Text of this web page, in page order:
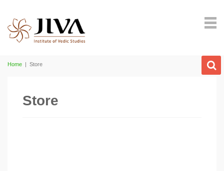
Home | Store
Store